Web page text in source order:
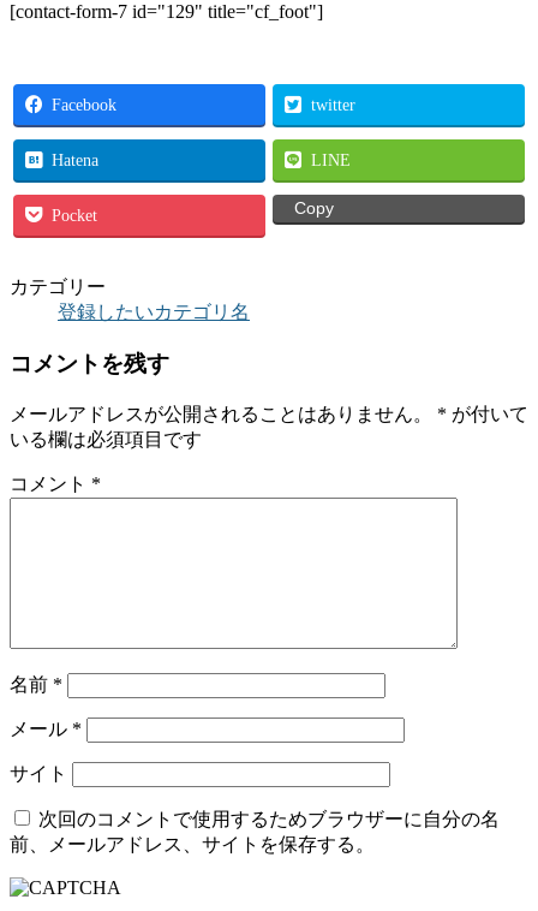
[contact-form-7 id="129" title="cf_foot"]
Facebook twitter
Hatena LINE
Pocket Copy
カテゴリー
登録したいカテゴリ名
コメントを残す
メールアドレスが公開されることはありません。 * が付いて
いる欄は必須項目です
コメント *
名前 *
メール *
サイト
次回のコメントで使用するためブラウザーに自分の名
前、メールアドレス、サイトを保存する。